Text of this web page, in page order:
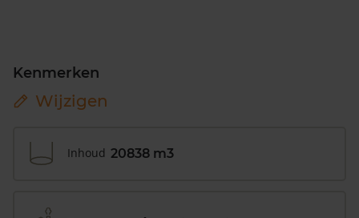
Kenmerken
Wijzigen
Inhoud 20838 m3